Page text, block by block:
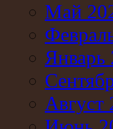
Май
Январь
Август